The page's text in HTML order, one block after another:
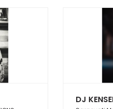
DJ